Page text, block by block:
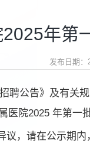
年第
发布日期
聘公告》及有关
院2025 年第一
，请在公示期